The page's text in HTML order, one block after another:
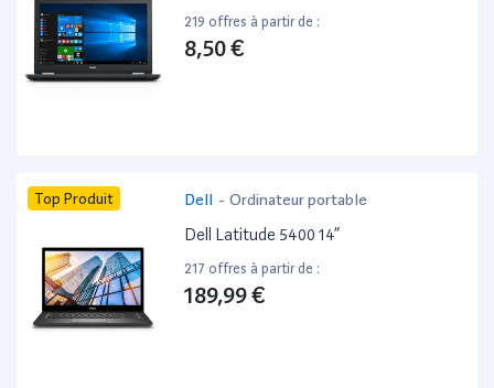
219 offres à partir de :
8,50 €
Top Produit Dell - Ordinateur portable
Dell Latitude 5400 14”
217 offres à partir de :
189,99 €